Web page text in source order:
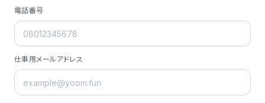
電話番号
仕事用メールアドレス